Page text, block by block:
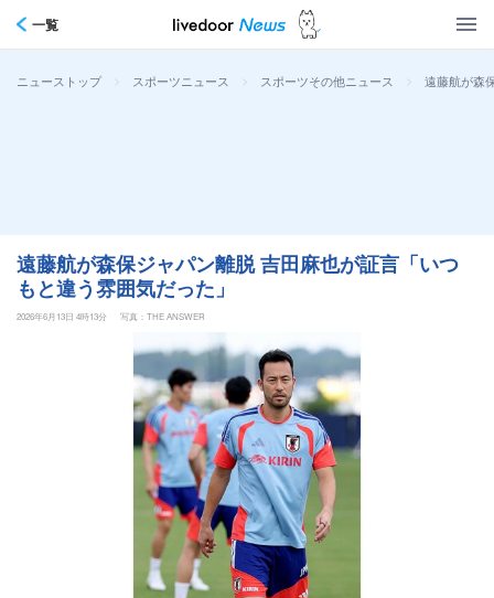
一覧
ニューストップ > スポーツニュース > スポーツその他ニュース > 遠藤航が森
遠藤航が森保ジャパン離脱 吉田麻也が証言「いつ
もと違う雰囲気だった」
2026年6月13日 4時13分 写真：THE ANSWER